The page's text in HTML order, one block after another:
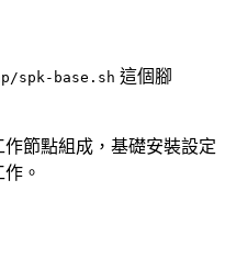
spk-base.sh 這個腳
節點組成，基礎安裝設定
。